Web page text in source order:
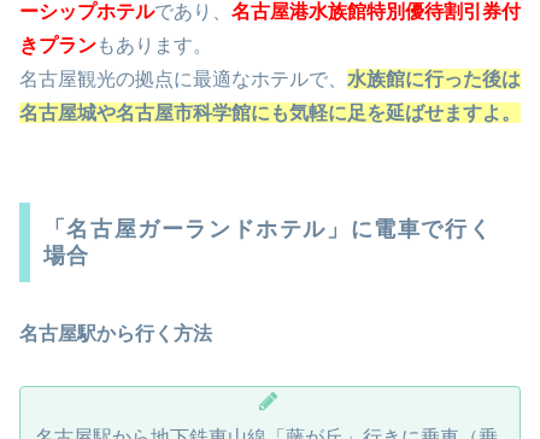
ーシップホテルであり、 名古屋港水族館特別優待割引券付
きプランもあります。
名古屋観光の拠点に最適なホテルで、 水族館に行った後は
名古屋城や名古屋市科学館にも気軽に足を延ばせますよ。
「名古屋ガーランドホテル」に電車で行く
場合
名古屋駅から行く方法